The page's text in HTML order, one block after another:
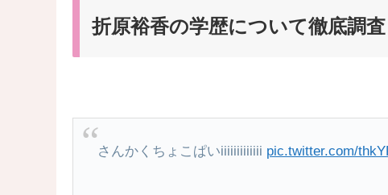
折原裕香の学歴について徹底調査
さんかくちょこぱいiiiiiiiiiiiii pic.twitter.com/